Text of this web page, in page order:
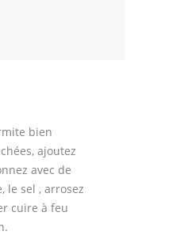
bien
ajoutez
avec de
le sel , arrosez
cuire à feu